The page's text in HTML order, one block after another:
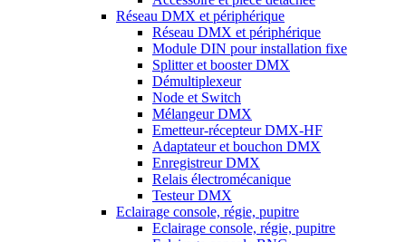
Réseau DMX et périphérique
Réseau DMX et périphérique
Module DIN pour installation fixe
Splitter et booster DMX
Démultiplexeur
Node et Switch
Mélangeur DMX
Emetteur-récepteur DMX-HF
Adaptateur et bouchon DMX
Enregistreur DMX
Relais électromécanique
Testeur DMX
Eclairage console, régie, pupitre
Eclairage console, régie, pupitre